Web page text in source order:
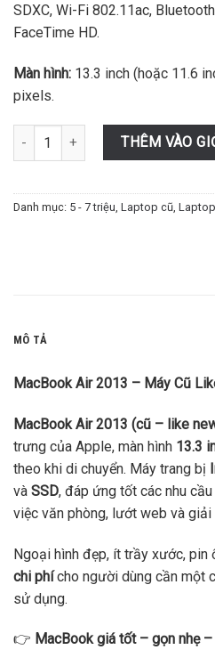
SDXC, Wi-Fi 802.11ac,
FaceTime HD.
Màn hình: 13.3 inch (hoặc 11.6
pixels.
Macbook Air 2013 (i5 Core Duo/
THÊM VÀO
Danh mục: 5 - 7 triệu, Laptop cũ,
MÔ TẢ
MacBook Air 2013 – Máy Cũ
MacBook Air 2013 (cũ – like
trưng của Apple, màn hình 13.3
theo khi di chuyển. Máy trang bị
và SSD, đáp ứng tốt các nhu
việc văn phòng, lướt web và giải
Ngoại hình đẹp, ít trầy xước, pin
chi phícho người dùng cần một
sử dụng.
👉 MacBook giá tốt – gọn nhẹ